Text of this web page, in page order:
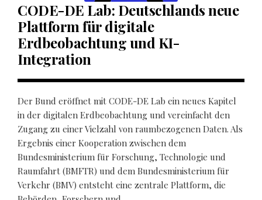
CODE-DE Lab: Deutschlands neue
Plattform für digitale
Erdbeobachtung und KI-
Integration
Der Bund eröffnet mit CODE-DE Lab ein neues Kapitel
in der digitalen Erdbeobachtung und vereinfacht den
Zugang zu einer Vielzahl von raumbezogenen Daten. Als
Ergebnis einer Kooperation zwischen dem
Bundesministerium für Forschung, Technologie und
Raumfahrt (BMFTR) und dem Bundesministerium für
Verkehr (BMV) entsteht eine zentrale Plattform, die